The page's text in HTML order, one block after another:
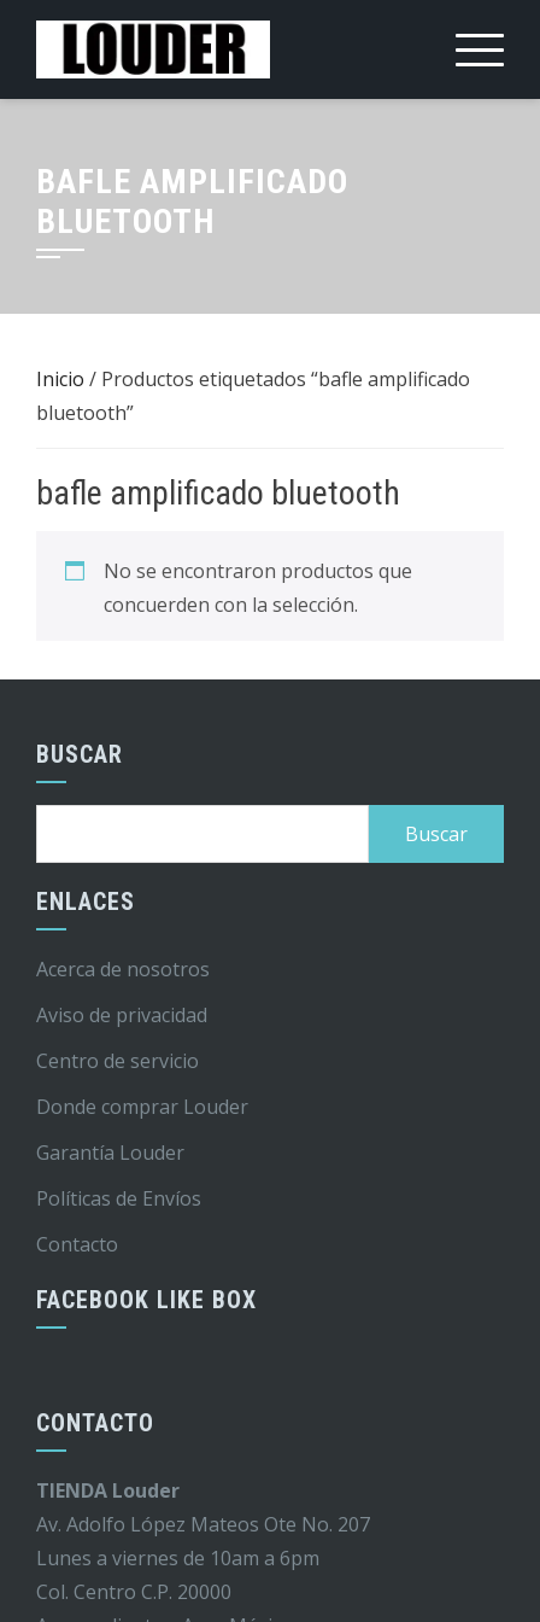
Saltar
contenido
BAFLE AMPLIFICADO
BLUETOOTH
Inicio / Productos etiquetados “bafle amplificado
bluetooth”
bafle amplificado bluetooth
No se encontraron productos que
concuerden con la selección.
BUSCAR
ENLACES
Acerca de nosotros
Aviso de privacidad
Centro de servicio
Donde comprar Louder
Garantía Louder
Políticas de Envíos
Contacto
FACEBOOK LIKE BOX
CONTACTO
TIENDA Louder
Av. Adolfo López Mateos Ote No. 207
Lunes a viernes de 10am a 6pm
Col. Centro C.P. 20000